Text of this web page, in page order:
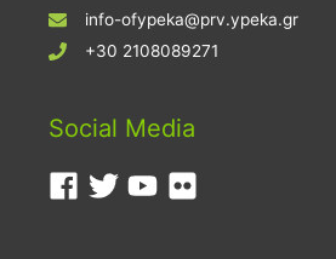
info-ofypeka@prv.ypeka.gr
+30 2108089271
Social Media